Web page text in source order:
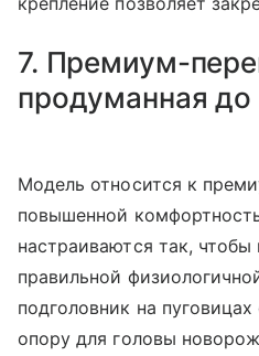
7. Премиум-
продуманная
Модель относится к
повышенной
настраиваются так,
правильной
подголовник на
опору для головы